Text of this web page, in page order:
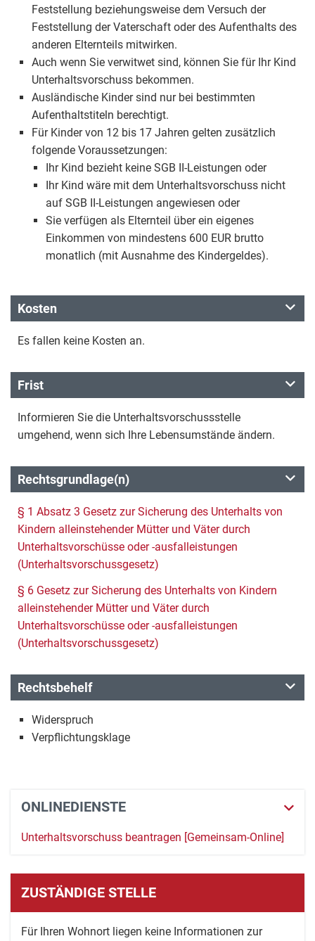
Feststellung beziehungsweise dem Versuch der
Feststellung der Vaterschaft oder des Aufenthalts des
anderen Elternteils mitwirken.
Auch wenn Sie verwitwet sind, können Sie für Ihr Kind
Unterhaltsvorschuss bekommen.
Ausländische Kinder sind nur bei bestimmten
Aufenthaltstiteln berechtigt.
Für Kinder von 12 bis 17 Jahren gelten zusätzlich
folgende Voraussetzungen:
Ihr Kind bezieht keine SGB II-Leistungen oder
Ihr Kind wäre mit dem Unterhaltsvorschuss nicht
auf SGB II-Leistungen angewiesen oder
Sie verfügen als Elternteil über ein eigenes
Einkommen von mindestens 600 EUR brutto
monatlich (mit Ausnahme des Kindergeldes).
Kosten
Es fallen keine Kosten an.
Frist
Informieren Sie die Unterhaltsvorschussstelle
umgehend, wenn sich Ihre Lebensumstände ändern.
Rechtsgrundlage(n)
§ 1 Absatz 3 Gesetz zur Sicherung des Unterhalts von
Kindern alleinstehender Mütter und Väter durch
Unterhaltsvorschüsse oder -ausfalleistungen
(Unterhaltsvorschussgesetz)
§ 6 Gesetz zur Sicherung des Unterhalts von Kindern
alleinstehender Mütter und Väter durch
Unterhaltsvorschüsse oder -ausfalleistungen
(Unterhaltsvorschussgesetz)
Rechtsbehelf
Widerspruch
Verpflichtungsklage
ONLINEDIENSTE
Unterhaltsvorschuss beantragen [Gemeinsam-Online]
ZUSTÄNDIGE STELLE
Für Ihren Wohnort liegen keine Informationen zur